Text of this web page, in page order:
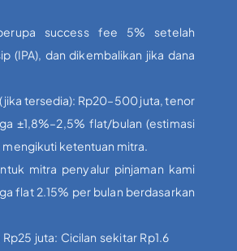
success fee 5% setelah
(IPA), dan dikembalikan jika dana
tersedia): Rp20–500 juta, tenor
±1,8%–2,5% flat/bulan (estimasi
mengikuti ketentuan mitra.
mitra penyalur pinjaman kami
flat 2.15% per bulan berdasarkan
juta: Cicilan sekitar Rp1.6